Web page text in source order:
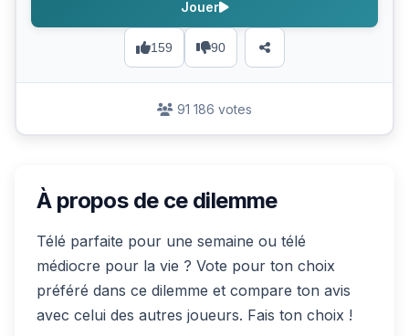
159 90
Jouer
91 186 votes
À propos de ce dilemme
Télé parfaite pour une semaine ou télé
médiocre pour la vie ? Vote pour ton choix
préféré dans ce dilemme et compare ton avis
avec celui des autres joueurs. Fais ton choix !